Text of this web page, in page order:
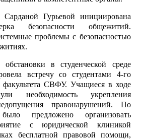
Гурьевой инициирована
безопасности общежитий.
проблемы с безопасностью
в студенческой среде
встречу со студентами 4-го
факультета СВФУ. Учащиеся в ходе
необходимость укрепления
правонарушений. По
предложено организовать
с юридической клиникой
бесплатной правовой помощи,